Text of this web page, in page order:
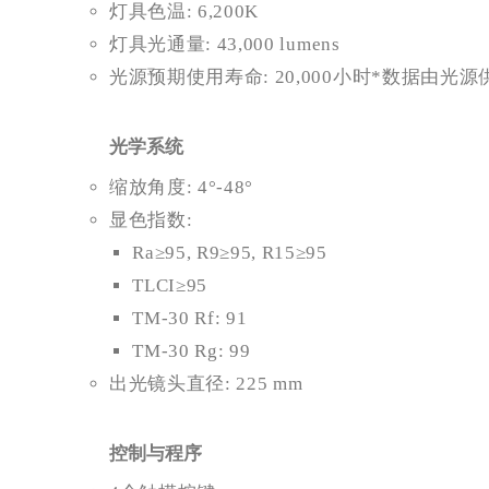
灯具色温: 6,200K
灯具光通量: 43,000 lumens
光源预期使用寿命: 20,000小时*数据由光源
光学系统
缩放角度: 4°-48°
显色指数:
Ra≥95, R9≥95, R15≥95
TLCI≥95
TM-30 Rf: 91
TM-30 Rg: 99
出光镜头直径: 225 mm
控制与程序